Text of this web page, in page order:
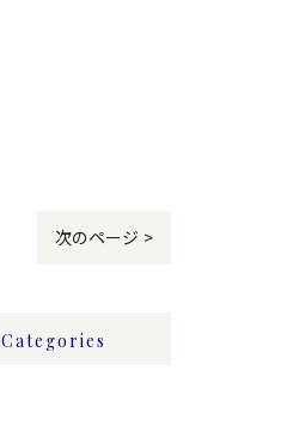
次のページ >
Categories